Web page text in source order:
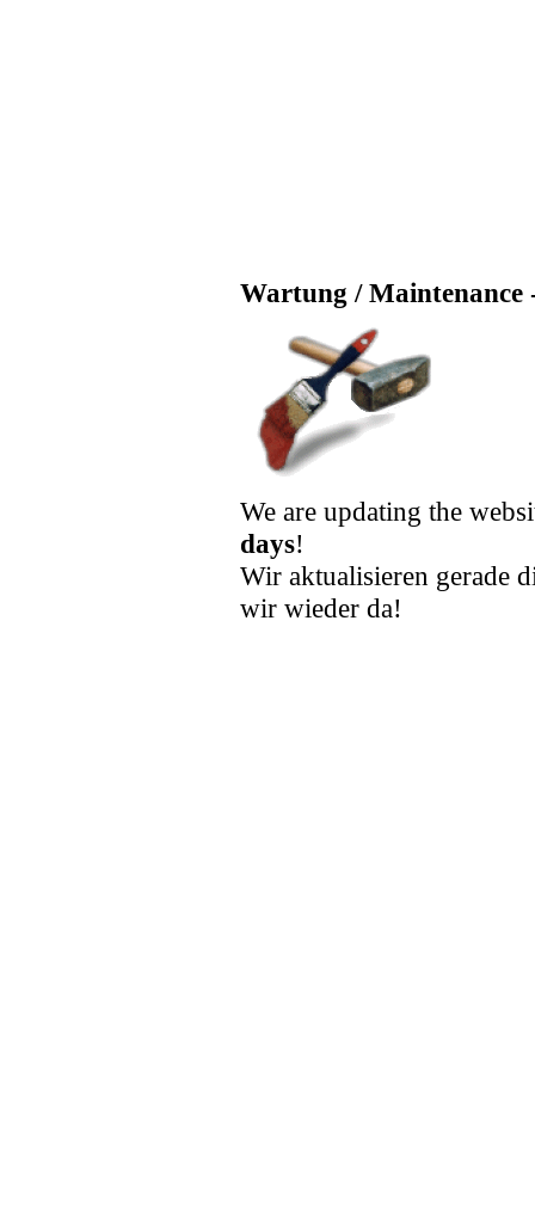
Wartung / Maintenance
We are updating the
days!
Wir aktualisieren gerade
wir wieder da!